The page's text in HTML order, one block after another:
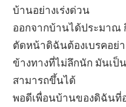
บ้านอย่างเร่งด่วน
ออกจากบ้านได้ประมาณ
ตัดหน้าดิฉันต้องเบรคอย่
ข้างทางที่ไม่ลึกนัก มันเ
สามารถขึ้นได้
พอดีเพื่อนบ้านของดิฉันที่